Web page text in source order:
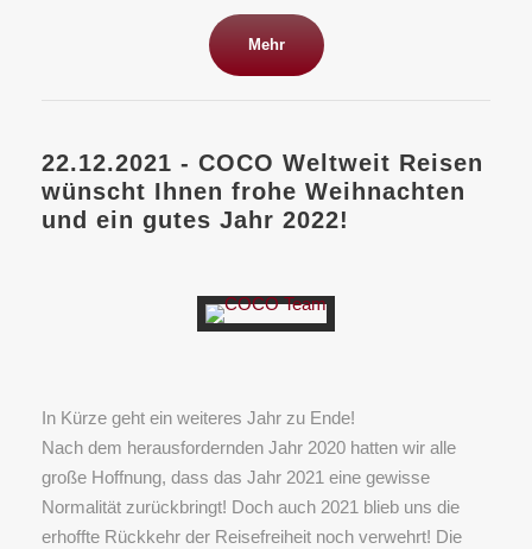
Mehr
22.12.2021 - COCO Weltweit Reisen
wünscht Ihnen frohe Weihnachten
und ein gutes Jahr 2022!
In Kürze geht ein weiteres Jahr zu Ende!
Nach dem herausfordernden Jahr 2020 hatten wir alle
große Hoffnung, dass das Jahr 2021 eine gewisse
Normalität zurückbringt! Doch auch 2021 blieb uns die
erhoffte Rückkehr der Reisefreiheit noch verwehrt! Die